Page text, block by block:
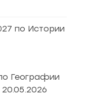
по Истории
Географии